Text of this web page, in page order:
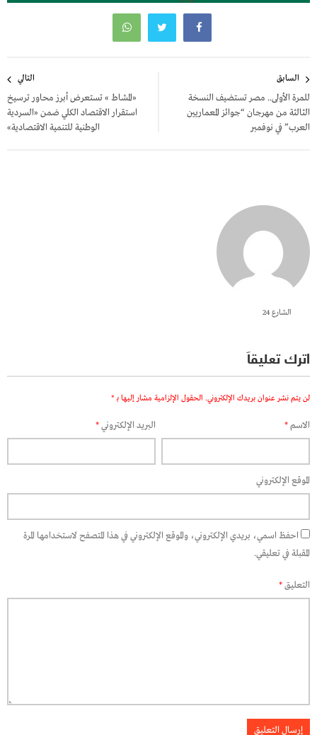
المقالات
السابق
للمرة الأولى.. مصر تستضيف النسخة
الثالثة من مهرجان “جوائز المعماريين
العرب” في نوفمبر
التالي
«المشاط » تستعرض أبرز محاور ترسيخ
استقرار الاقتصاد الكلي ضمن «السردية
الوطنية للتنمية الاقتصادية»
الشارع 24
اترك تعليقاً
لن يتم نشر عنوان بريدك الإلكتروني. الحقول الإلزامية مشار إليها بـ *
الاسم* البريد الإلكتروني*
الموقع الإلكتروني
احفظ اسمي، بريدي الإلكتروني، والموقع الإلكتروني في هذا المتصفح لاستخدامها المرة
المقبلة في تعليقي.
التعليق*